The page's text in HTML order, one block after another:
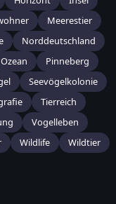
Meerestier
Norddeutschland
Ozean
Pinneberg
Seevögelkolonie
Tierreich
Vogelleben
Wildlife
Wildtier